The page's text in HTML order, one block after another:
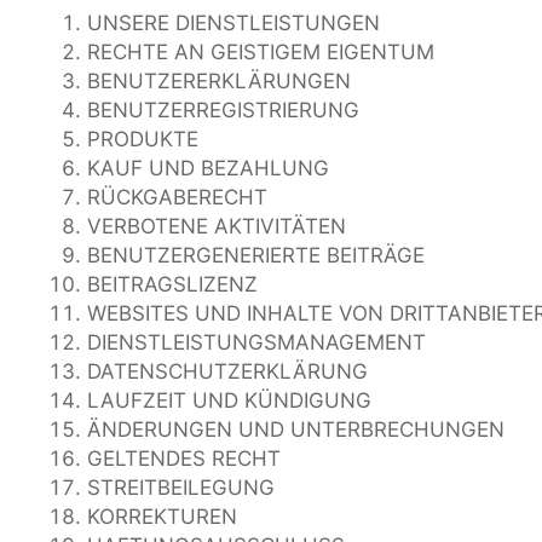
UNSERE DIENSTLEISTUNGEN
RECHTE AN GEISTIGEM EIGENTUM
BENUTZERERKLÄRUNGEN
BENUTZERREGISTRIERUNG
PRODUKTE
KAUF UND BEZAHLUNG
RÜCKGABERECHT
VERBOTENE AKTIVITÄTEN
BENUTZERGENERIERTE BEITRÄGE
BEITRAGSLIZENZ
WEBSITES UND INHALTE VON
DIENSTLEISTUNGSMANAGEMENT
DATENSCHUTZERKLÄRUNG
LAUFZEIT UND KÜNDIGUNG
ÄNDERUNGEN UND UNTERBRECHUNGEN
GELTENDES RECHT
STREITBEILEGUNG
KORREKTUREN